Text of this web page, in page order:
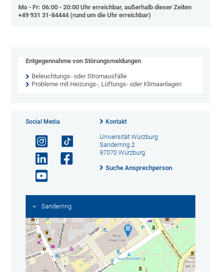
Mo - Fr: 06:00 - 20:00 Uhr erreichbar, außerhalb dieser Zeiten
+49 931 31-84444 (rund um die Uhr erreichbar)
Entgegennahme von Störungsmeldungen
Beleuchtungs- oder Stromausfälle
Probleme mit Heizungs-, Lüftungs- oder Klimaanlagen
Social Media Kontakt
Universität Würzburg
Sanderring 2
97070 Würzburg
Suche Ansprechperson
Sanderring